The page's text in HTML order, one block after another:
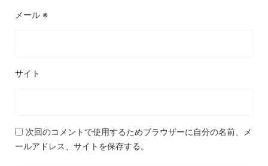
メール ※
サイト
次回のコメントで使用するためブラウザーに自分の名前、メ
ールアドレス、サイトを保存する。